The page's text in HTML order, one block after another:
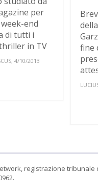
per
end
di tutti i
in TV
4/10/2013
fine
registrazione tribunale